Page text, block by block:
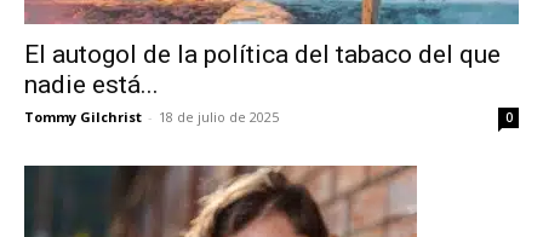
El autogol de la política del tabaco del que
nadie está...
Tommy Gilchrist - 18 de julio de 2025 0